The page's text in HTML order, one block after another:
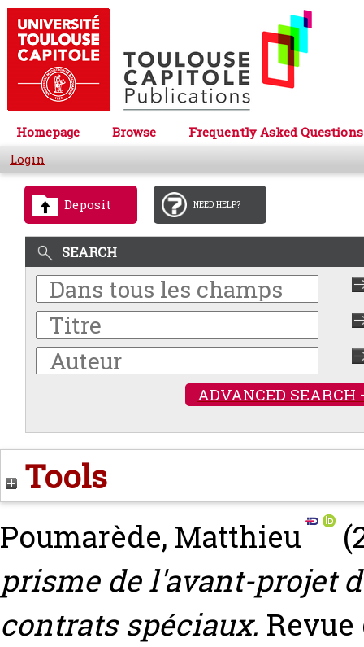
Homepage Browse
Frequently Asked Questions
Login
Deposit NEED HELP?
SEARCH
ADVANCED SEARCH
Tools
Poumarède, Matthieu
prisme de l'avant-projet
contrats spéciaux.